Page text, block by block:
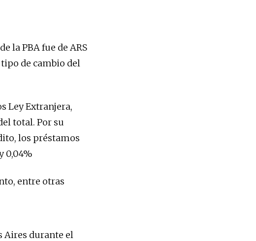
la PBA fue de ARS
tipo de cambio del
Ley Extranjera,
total. Por su
los préstamos
0,04%
entre otras
Aires durante el